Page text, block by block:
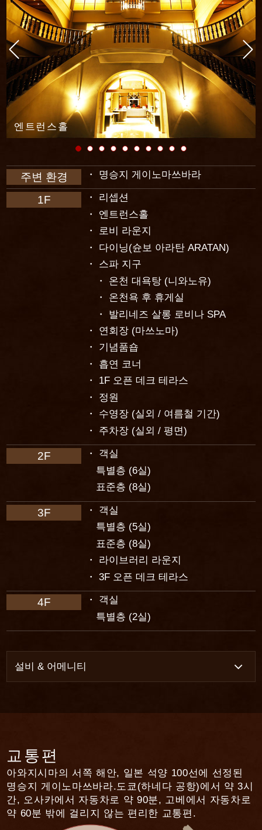
엔트런스홀
주변 환경 명승지 게이노마쓰바라
1F
리셉션
엔트런스홀
로비 라운지
다이닝(슌보 아라탄 ARATAN)
스파 지구
온천 대욕탕 (니와노유)
온천욕 후 휴게실
발리네즈 살롱 로비나 SPA
연회장 (마쓰노마)
기념품숍
흡연 코너
1F 오픈 데크 테라스
정원
수영장 (실외 / 여름철 기간)
주차장 (실외 / 평면)
2F
객실
특별층 (6실)
표준층 (8실)
3F
객실
특별층 (5실)
표준층 (8실)
라이브러리 라운지
3F 오픈 데크 테라스
4F
객실
특별층 (2실)
설비 & 어메니티
수하물 보관
셔틀버스 서비스 (가까운 버스정류장 "리
쿠노미나토 세이단" 까지)
무료 음료 서비스 (소프트드링크류 · 알코
올류)
자전거 무료 대여
교통편
아와지시마의 서쪽 해안, 일본 석양 100선에 선정된
명승지 게이노마쓰바라.도쿄(하네다 공항)에서 약 3시
간, 오사카에서 자동차로 약 90분, 고베에서 자동차로
약 60분 밖에 걸리지 않는 편리한 교통편.